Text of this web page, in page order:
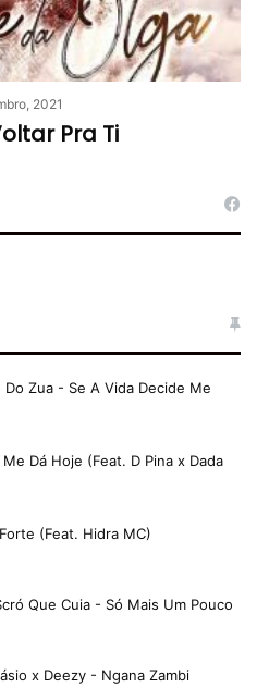
2021
Pra Ti
Do Zua - Se A Vida Decide Me
Dá Hoje (Feat. D Pina x Dada
(Feat. Hidra MC)
Que Cuia - Só Mais Um Pouco
x Deezy - Ngana Zambi